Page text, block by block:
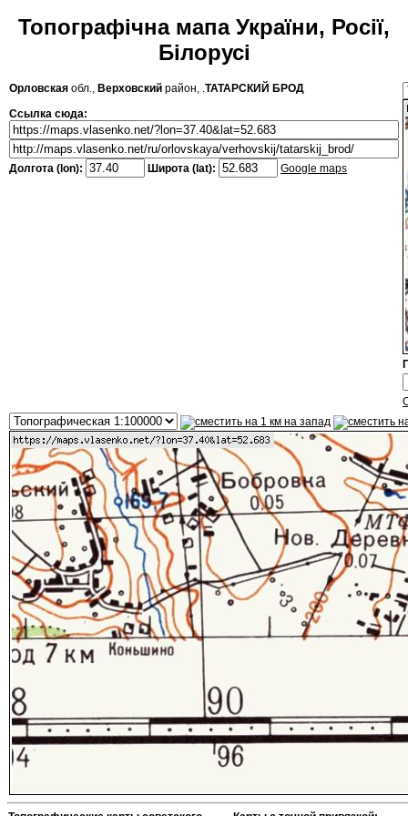
Топографічна мапа України, Росії,
Білорусі
Орловская обл., Верховский район, .ТАТАРСКИЙ БРОД
Ссылка сюда:
Долгота (lon): Широта (lat): Google maps